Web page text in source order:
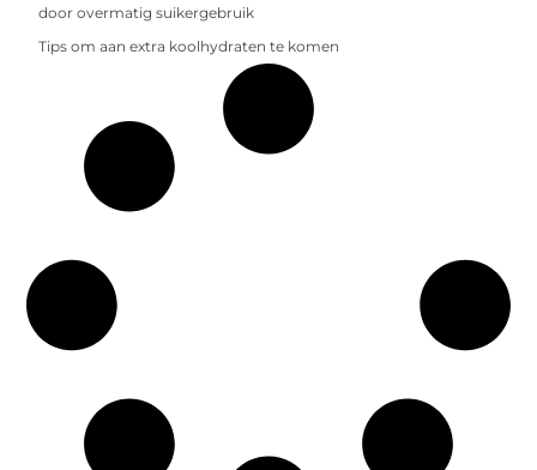
door overmatig suikergebruik
Tips om aan extra koolhydraten te komen